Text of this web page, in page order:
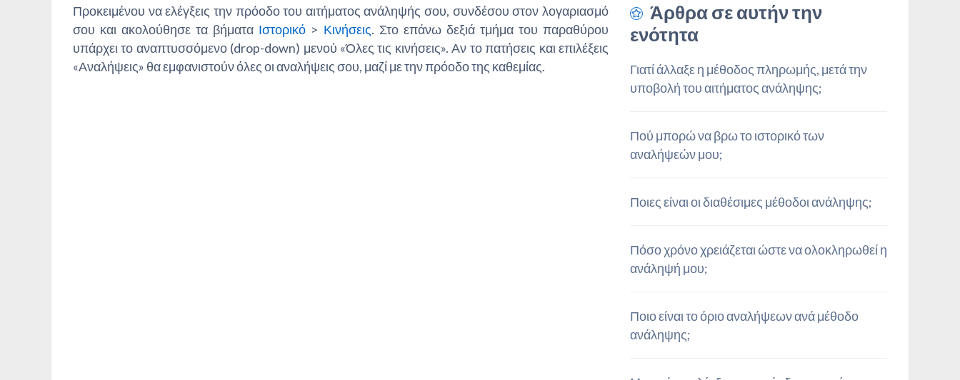
Προκειμένου να ελέγξεις την πρόοδο του αιτήματος ανάληψής σου, συνδέσου στον λογαριασμό
σου και ακολούθησε τα βήματα Ιστορικό > Κινήσεις. Στο επάνω δεξιά τμήμα του παραθύρου
υπάρχει το αναπτυσσόμενο (drop-down) μενού «Όλες τις κινήσεις». Αν το πατήσεις και επιλέξεις
«Αναλήψεις» θα εμφανιστούν όλες οι αναλήψεις σου, μαζί με την πρόοδο της καθεμίας.
Άρθρα σε αυτήν την
ενότητα
Γιατί άλλαξε η μέθοδος πληρωμής, μετά την
υποβολή του αιτήματος ανάληψης;
Πού μπορώ να βρω το ιστορικό των
αναλήψεών μου;
Ποιες είναι οι διαθέσιμες μέθοδοι ανάληψης;
Πόσο χρόνο χρειάζεται ώστε να ολοκληρωθεί η
ανάληψή μου;
Ποιο είναι το όριο αναλήψεων ανά μέθοδο
ανάληψης;